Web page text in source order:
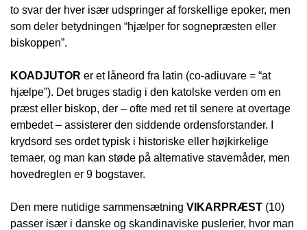
to svar der hver især udspringer af forskellige epoker, men
som deler betydningen “hjælper for sognepræsten eller
biskoppen”.
KOADJUTOR er et låneord fra latin (co-adiuvare = “at
hjælpe”). Det bruges stadig i den katolske verden om en
præst eller biskop, der – ofte med ret til senere at overtage
embedet – assisterer den siddende ordensforstander. I
krydsord ses ordet typisk i historiske eller højkirkelige
temaer, og man kan støde på alternative stavemåder, men
hovedreglen er 9 bogstaver.
Den mere nutidige sammensætning VIKARPRÆST (10)
passer især i danske og skandinaviske puslerier, hvor man